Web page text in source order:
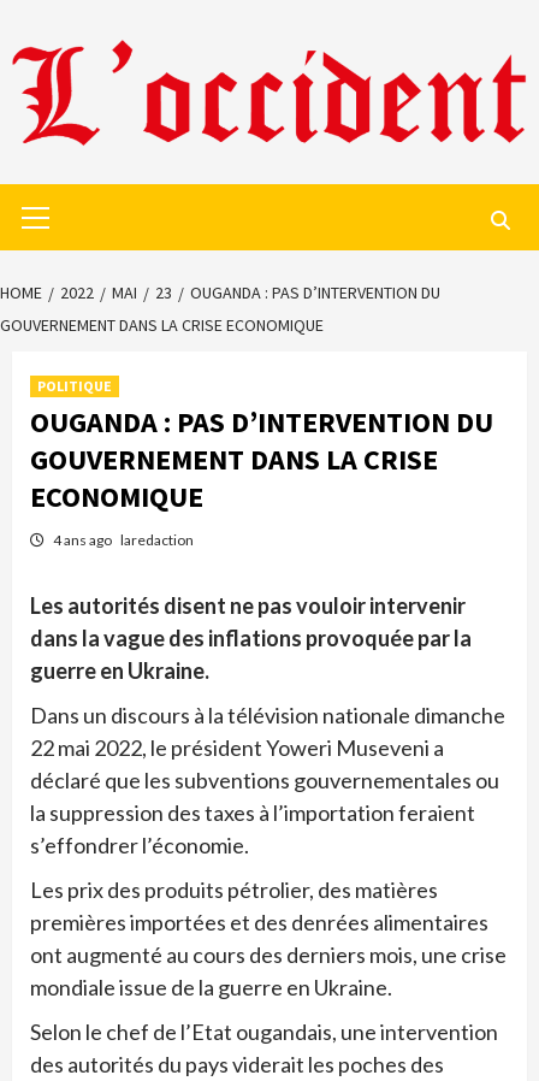
to
content
Menu
HOME 2022 MAI 23
OUGANDA : PAS D’INTERVENTION DU
GOUVERNEMENT DANS LA CRISE ECONOMIQUE
POLITIQUE
OUGANDA : PAS D’INTERVENTION DU
GOUVERNEMENT DANS LA CRISE
ECONOMIQUE
4 ans ago laredaction
Les autorités disent ne pas vouloir intervenir
dans la vague des inflations provoquée par la
guerre en Ukraine.
Dans un discours à la télévision nationale dimanche
22 mai 2022, le président Yoweri Museveni a
déclaré que les subventions gouvernementales ou
la suppression des taxes à l’importation feraient
s’effondrer l’économie.
Les prix des produits pétrolier, des matières
premières importées et des denrées alimentaires
ont augmenté au cours des derniers mois, une crise
mondiale issue de la guerre en Ukraine.
Selon le chef de l’Etat ougandais, une intervention
des autorités du pays viderait les poches des